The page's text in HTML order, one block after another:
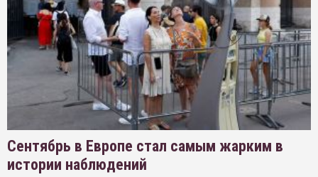
Сентябрь в Европе стал самым жарким в
истории наблюдений